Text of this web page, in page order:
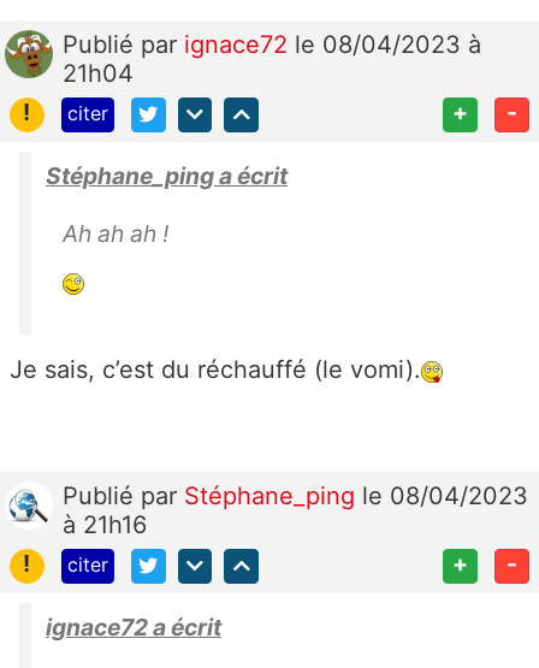
Publié par ignace72 le 08/04/2023 à
21h04
!
citer + -
Stéphane_ping a écrit
Ah ah ah !
Je sais, c’est du réchauffé (le vomi).
Publié par Stéphane_ping le 08/04/2023
à 21h16
!
citer + -
ignace72 a écrit